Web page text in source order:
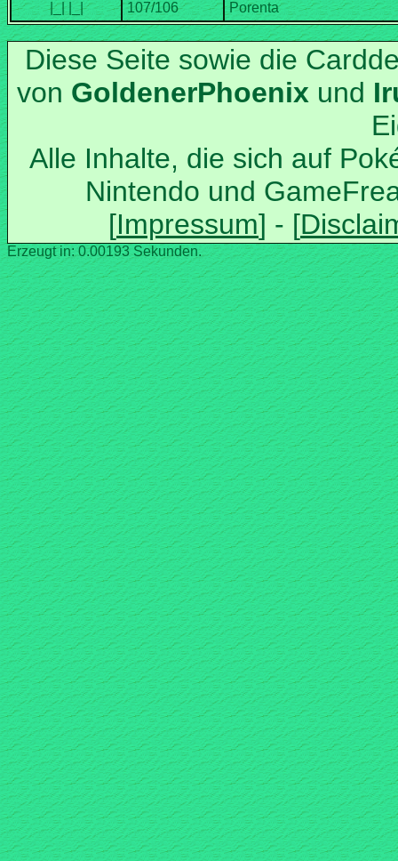
Diese Seite sowie die
von
und
Alle Inhalte, die sich auf
Nintendo und
Erzeugt in: 0.00193 Sekunden.